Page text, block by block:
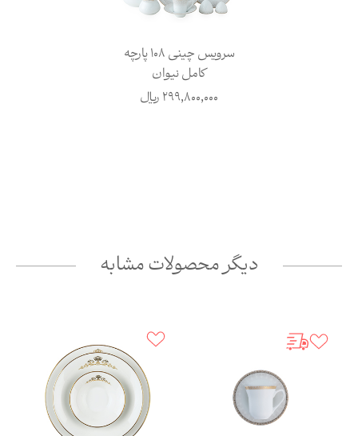
سرویس چینی 108 پارچه
کامل نیوان
299,800,000ریال
دیگر محصولات مشابه